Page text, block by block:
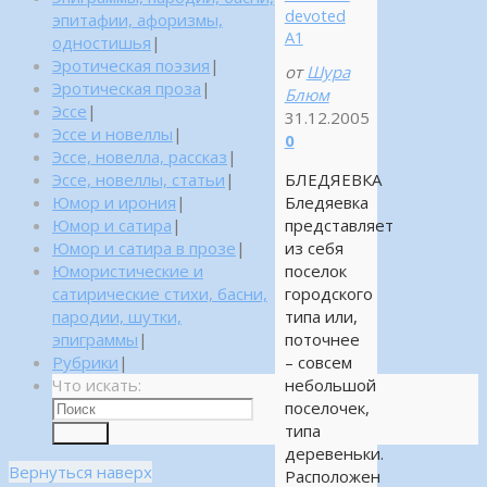
devoted
А1
от Шура
Блюм
31.12.2005
0
БЛЕДЯЕВКА
Бледяевка
представляет
из себя
поселок
городского
типа или,
поточнее
– совсем
небольшой
поселочек,
типа
деревеньки.
Расположен
эпитафии, афоризмы,
одностишья |
Эротическая поэзия |
Эротическая проза |
Эссе |
Эссе и новеллы |
Эссе, новелла, рассказ |
Эссе, новеллы, статьи |
Юмор и ирония |
Юмор и сатира |
Юмор и сатира в прозе |
Юмористические и
сатирические стихи, басни,
пародии, шутки,
эпиграммы |
Рубрики |
Что искать:
Вернуться наверх